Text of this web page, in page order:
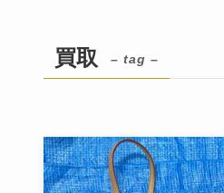
買取 – tag –